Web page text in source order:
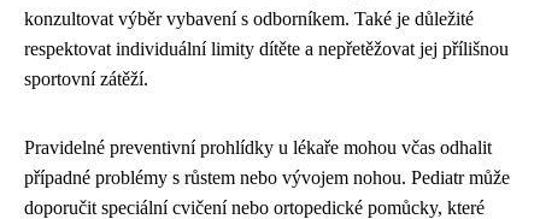
konzultovat výběr vybavení s odborníkem. Také je důležité
respektovat individuální limity dítěte a nepřetěžovat jej přílišnou
sportovní zátěží.
Pravidelné preventivní prohlídky u lékaře mohou včas odhalit
případné problémy s růstem nebo vývojem nohou. Pediatr může
doporučit speciální cvičení nebo ortopedické pomůcky, které